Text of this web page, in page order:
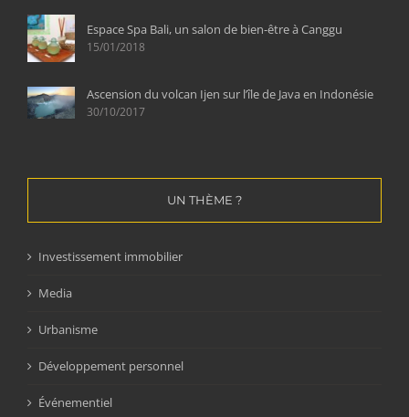
Espace Spa Bali, un salon de bien-être à Canggu
15/01/2018
Ascension du volcan Ijen sur l’île de Java en Indonésie
30/10/2017
UN THÈME ?
Investissement immobilier
Media
Urbanisme
Développement personnel
Événementiel